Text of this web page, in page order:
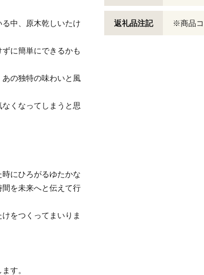
中、原木乾しいたけ
に簡単にできるかも
の独特の味わいと風
くなってしまうと思
にひろがるゆたかな
を未来へと伝えて行
をつくってまいりま
す。
返礼品注記 ※商品